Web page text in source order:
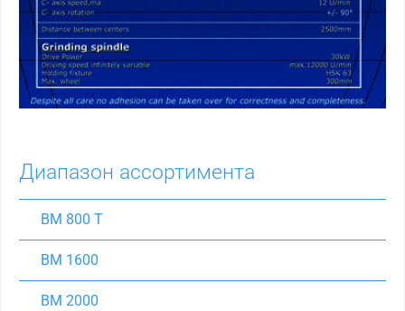
Диапазон ассортимента
BM 800 T
BM 1600
BM 2000